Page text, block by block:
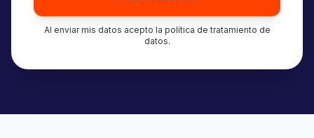
Al enviar mis datos acepto la política de tratamiento de
datos.